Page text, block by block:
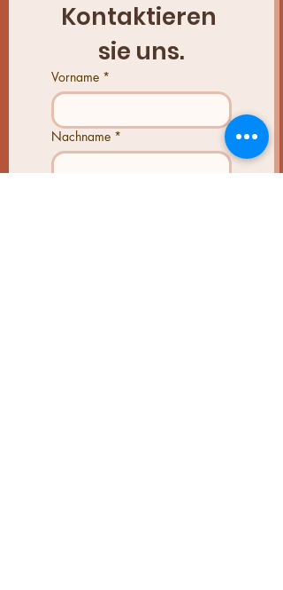
Kontaktieren
sie uns.
Vorname *
Nachname *